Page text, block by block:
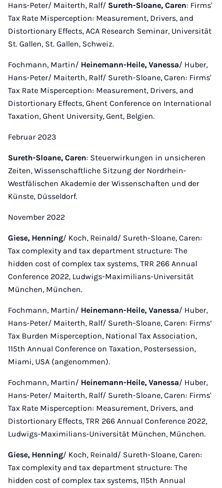
Hans-Peter/ Maiterth, Ralf/ Sureth-Sloane, Caren: Firms'
Tax Rate Misperception: Measurement, Drivers, and
Distortionary Effects, ACA Research Seminar, Universität
St. Gallen, St. Gallen, Schweiz.
Fochmann, Martin/ Heinemann-Heile, Vanessa/ Huber,
Hans-Peter/ Maiterth, Ralf/ Sureth-Sloane, Caren: Firms'
Tax Rate Misperception: Measurement, Drivers, and
Distortionary Effects, Ghent Conference on International
Taxation, Ghent University, Gent, Belgien.
Februar 2023
Sureth-Sloane, Caren: Steuerwirkungen in unsicheren
Zeiten, Wissenschaftliche Sitzung der Nordrhein-
Westfälischen Akademie der Wissenschaften und der
Künste, Düsseldorf.
November 2022
Giese, Henning/ Koch, Reinald/ Sureth-Sloane, Caren:
Tax complexity and tax department structure: The
hidden cost of complex tax systems, TRR 266 Annual
Conference 2022, Ludwigs-Maximilians-Universität
München, München.
Fochmann, Martin/ Heinemann-Heile, Vanessa/ Huber,
Hans-Peter/ Maiterth, Ralf/ Sureth-Sloane, Caren: Firms’
Tax Burden Misperception, National Tax Association,
115th Annual Conference on Taxation, Postersession,
Miami, USA (angenommen).
Fochmann, Martin/ Heinemann-Heile, Vanessa/ Huber,
Hans-Peter/ Maiterth, Ralf/ Sureth-Sloane, Caren: Firms'
Tax Rate Misperception: Measurement, Drivers, and
Distortionary Effects, TRR 266 Annual Conference 2022,
Ludwigs-Maximilians-Universität München, München.
Giese, Henning/ Koch, Reinald/ Sureth-Sloane, Caren:
Tax complexity and tax department structure: The
hidden cost of complex tax systems, 115th Annual